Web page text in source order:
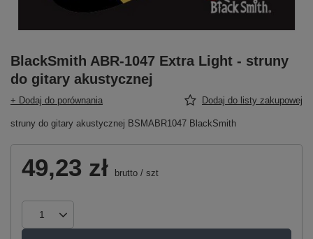
BlackSmith ABR-1047 Extra Light - struny
do gitary akustycznej
+ Dodaj do porównania Dodaj do listy zakupowej
struny do gitary akustycznej BSMABR1047 BlackSmith
49,23 zł brutto / szt